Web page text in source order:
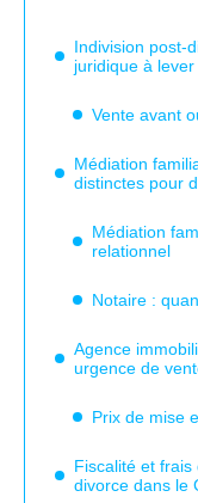
Indivision post-
juridique à
Vente avant
Médiation
distinctes pour
Médiation
relationnel
Notaire :
Agence
urgence de
Prix de mise
Fiscalité et frais
divorce dans le